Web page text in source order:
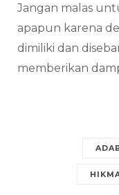
Jangan malas
apapun karena
dimiliki dan
memberikan